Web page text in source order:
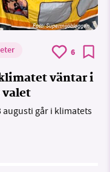
Foto: Supermijöbloggen
6
väntar i
augusti går i klimatets